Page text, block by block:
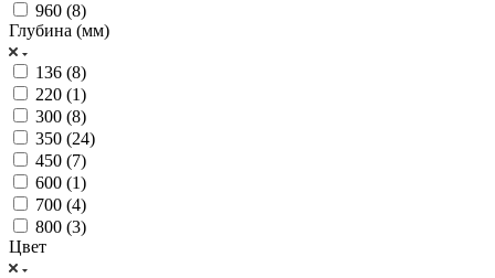
960 (8)
Глубина (мм)
136 (8)
220 (1)
300 (8)
350 (24)
450 (7)
600 (1)
700 (4)
800 (3)
Цвет